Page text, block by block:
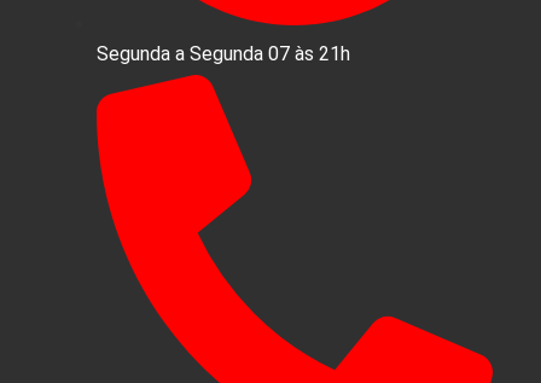
Segunda a Segunda 07 às 21h